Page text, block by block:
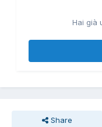
Hai già
Share